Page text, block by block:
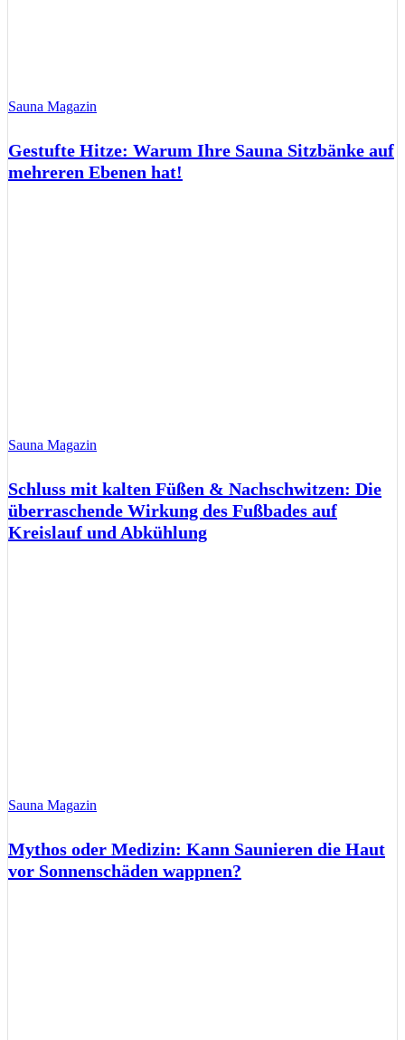
Sauna Magazin
Gestufte Hitze: Warum Ihre Sauna Sitzbänke auf
mehreren Ebenen hat!
Sauna Magazin
Schluss mit kalten Füßen & Nachschwitzen: Die
überraschende Wirkung des Fußbades auf
Kreislauf und Abkühlung
Sauna Magazin
Mythos oder Medizin: Kann Saunieren die Haut
vor Sonnenschäden wappnen?